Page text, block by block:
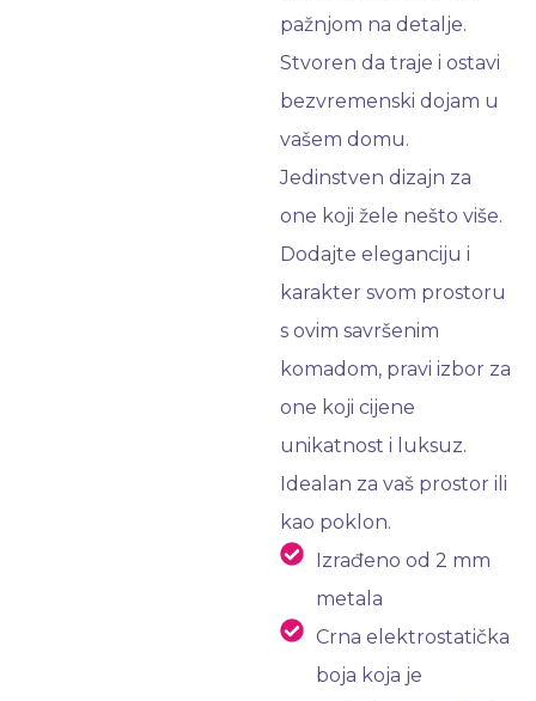
pažnjom na detalje.
Stvoren da traje i ostavi
bezvremenski dojam u
vašem domu.
Jedinstven dizajn za
one koji žele nešto više.
Dodajte eleganciju i
karakter svom prostoru
s ovim savršenim
komadom, pravi izbor za
one koji cijene
unikatnost i luksuz.
Idealan za vaš prostor ili
kao poklon.
Izrađeno od 2 mm
metala
Crna elektrostatička
boja koja je